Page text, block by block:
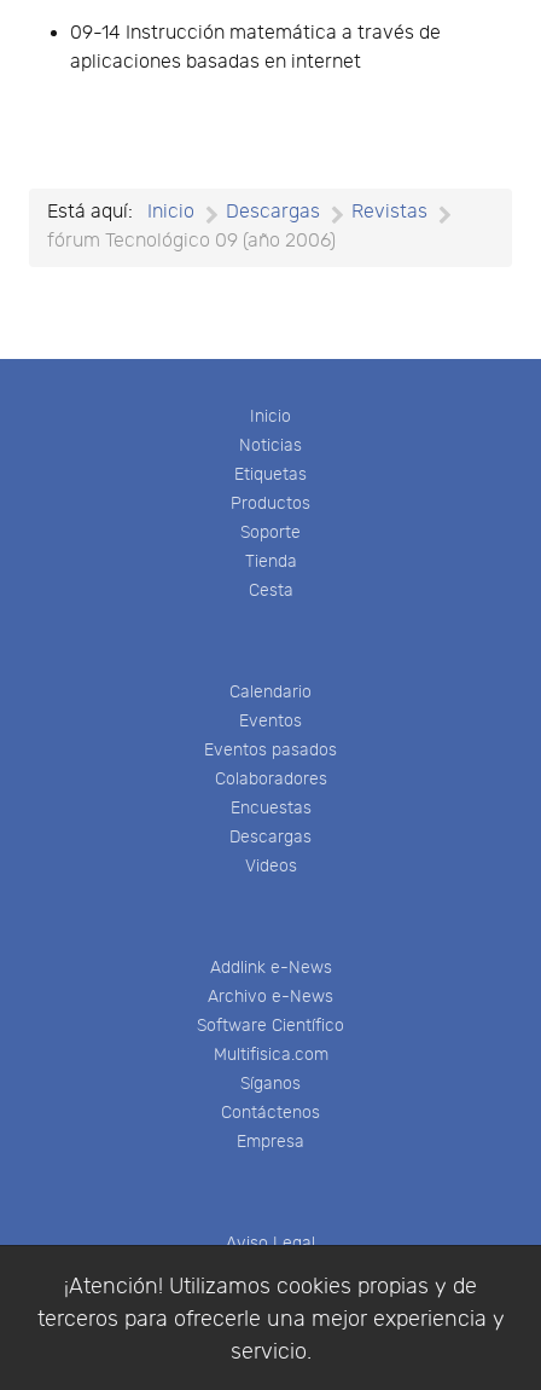
¡Atención! Utilizamos cookies propias y de
terceros para ofrecerle una mejor experiencia y
servicio.
09-14 Instrucción matemática a través de
aplicaciones basadas en internet
Está aquí: Inicio Descargas
Revistas
fórum Tecnológico 09 (año 2006)
Inicio
Noticias
Etiquetas
Productos
Soporte
Tienda
Cesta
Calendario
Eventos
Eventos pasados
Colaboradores
Encuestas
Descargas
Videos
Addlink e-News
Archivo e-News
Software Científico
Multifisica.com
Síganos
Contáctenos
Empresa
Aviso Legal
Condiciones de compra
Identificarse